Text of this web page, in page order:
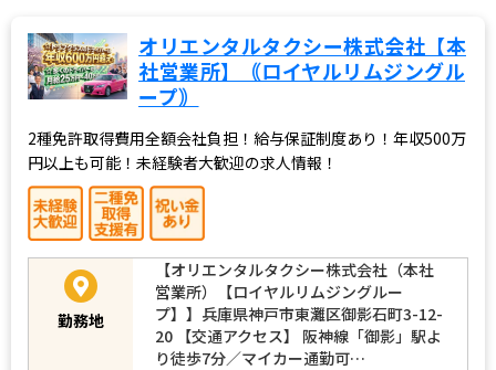
オリエンタルタクシー株式会社【本
社営業所】｟ロイヤルリムジングル
ープ｠
2種免許取得費用全額会社負担！給与保証制度あり！年収500万
円以上も可能！未経験者大歓迎の求人情報！
勤務地
【オリエンタルタクシー株式会社（本社
営業所）【ロイヤルリムジングルー
プ】】兵庫県神戸市東灘区御影石町3-12-
20 【交通アクセス】 阪神線「御影」駅よ
り徒歩7分／マイカー通勤可…